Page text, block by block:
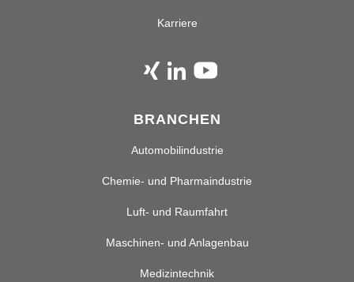
Karriere
BRANCHEN
Automobilindustrie
Chemie- und Pharmaindustrie
Luft- und Raumfahrt
Maschinen- und Anlagenbau
Medizintechnik